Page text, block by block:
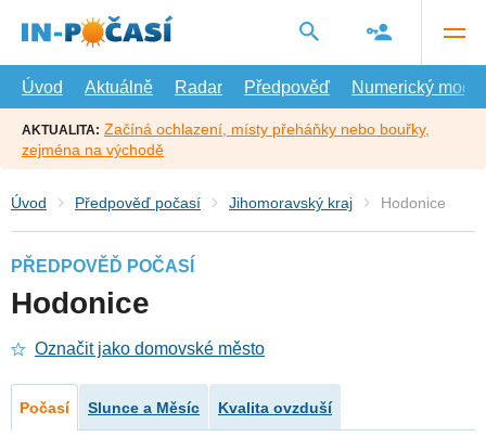
hlavní
Úvod
Aktuálně Radar Předpověď Numerický model
AKTUALITA: Začíná ochlazení, místy přeháňky nebo bouřky,
zejména na východě
Úvod Předpověď počasí Jihomoravský kraj Hodonice
PŘEDPOVĚĎ POČASÍ
Hodonice
Označit jako domovské město
Počasí Slunce a Měsíc Kvalita ovzduší